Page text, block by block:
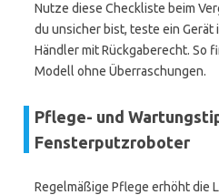
Nutze diese Checkliste beim
du unsicher bist, teste ein Gerät
Händler mit Rückgaberecht. So
Modell ohne Überraschungen.
Pflege- und
Fensterputzroboter
Regelmäßige Pflege erhöht die